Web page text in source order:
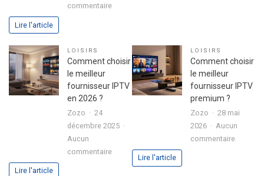
commentairesur
SE
disque
:
parfaite
Lire l'article
LOISIRS
Comment choisir
le meilleur
fournisseur IPTV
en 2026 ?
Zozo
24
décembre 2025
Aucun
commentairesur
Comment
Lire l'article
LOISIRS
Comment choisir
le meilleur
fournisseur IPTV
premium ?
Zozo
28 mai
2026
Aucun
commentairesur
Lire l'article